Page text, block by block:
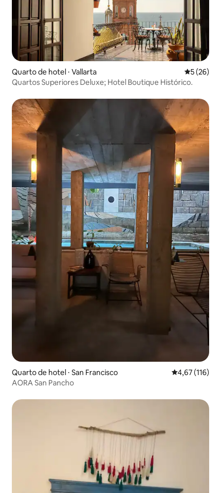
Quarto de hotel ⋅ Vallarta 5 de uma
5 (26)
Quartos Superiores Deluxe; Hotel Boutique Histórico.
Quarto de hotel ⋅ San Francisco 4,67 de uma
4,67 (116)
AORA San Pancho